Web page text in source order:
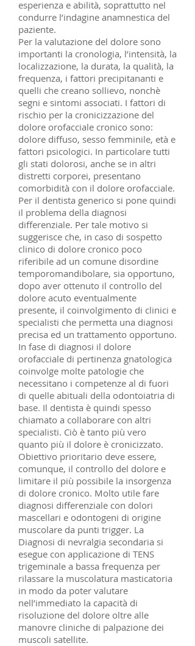
esperienza e abilità, soprattutto nel
condurre l’indagine anamnestica del
paziente.
Per la valutazione del dolore sono
importanti la cronologia, l’intensità, la
localizzazione, la durata, la qualità, la
frequenza, i fattori precipitananti e
quelli che creano sollievo, nonchè
segni e sintomi associati. I fattori di
rischio per la cronicizzazione del
dolore orofacciale cronico sono:
dolore diffuso, sesso femminile, età e
fattori psicologici. In particolare tutti
gli stati dolorosi, anche se in altri
distretti corporei, presentano
comorbidità con il dolore orofacciale.
Per il dentista generico si pone quindi
il problema della diagnosi
differenziale. Per tale motivo si
suggerisce che, in caso di sospetto
clinico di dolore cronico poco
riferibile ad un comune disordine
temporomandibolare, sia opportuno,
dopo aver ottenuto il controllo del
dolore acuto eventualmente
presente, il coinvolgimento di clinici e
specialisti che permetta una diagnosi
precisa ed un trattamento opportuno.
In fase di diagnosi il dolore
orofacciale di pertinenza gnatologica
coinvolge molte patologie che
necessitano i competenze al di fuori
di quelle abituali della odontoiatria di
base. Il dentista è quindi spesso
chiamato a collaborare con altri
specialisti. Ciò è tanto più vero
quanto più il dolore è cronicizzato.
Obiettivo prioritario deve essere,
comunque, il controllo del dolore e
limitare il più possibile la insorgenza
di dolore cronico. Molto utile fare
diagnosi differenziale con dolori
mascellari e odontogeni di origine
muscolare da punti trigger. La
Diagnosi di nevralgia secondaria si
esegue con applicazione di TENS
trigeminale a bassa frequenza per
rilassare la muscolatura masticatoria
in modo da poter valutare
nell’immediato la capacità di
risoluzione del dolore oltre alle
manovre cliniche di palpazione dei
muscoli satellite.